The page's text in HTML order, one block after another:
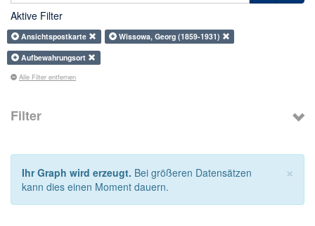
Aktive Filter
Ansichtspostkarte
Wissowa, Georg (1859-1931)
Aufbewahrungsort
Alle Filter entfernen
Filter
×
Ihr Graph wird erzeugt. Bei größeren Datensätzen
kann dies einen Moment dauern.